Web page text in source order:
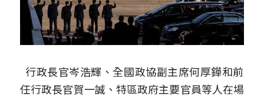
任行政長官賀一誠、特區政府主要官員等人在場